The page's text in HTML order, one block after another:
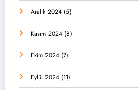
Aralık 2024 (5)
Kasım 2024 (8)
Ekim 2024 (7)
Eylül 2024 (11)